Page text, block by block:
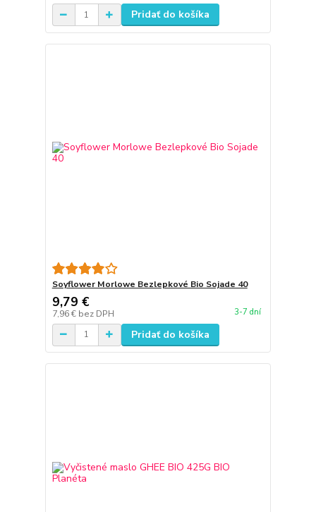
Pridať do košíka
Soyflower Morlowe Bezlepkové Bio Sojade 40
9,79 €
7,96 € bez DPH 3-7 dní
Pridať do košíka